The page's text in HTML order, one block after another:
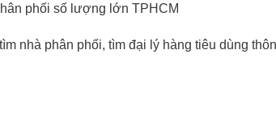
phối số lượng lớn TPHCM
nhà phân phối, tìm đại lý hàng tiêu dùng